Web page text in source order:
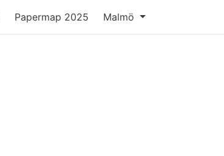
Papermap 2025 Malmö